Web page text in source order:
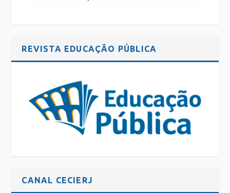
REVISTA EDUCAÇÃO PÚBLICA
CANAL CECIERJ